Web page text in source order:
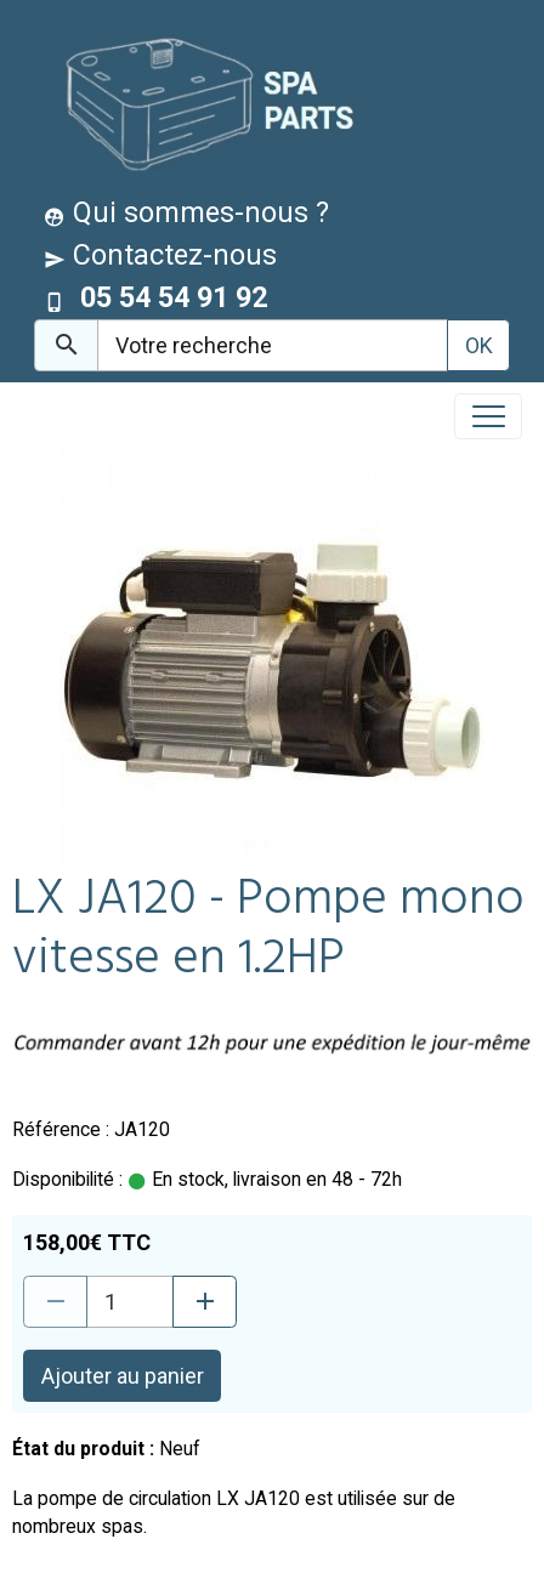
Qui sommes-nous ?
Contactez-nous
05 54 54 91 92
OK
LX JA120 - Pompe mono
vitesse en 1.2HP
Référence : JA120
Disponibilité : En stock, livraison en 48 - 72h
158,00€ TTC
Ajouter au panier
État du produit : Neuf
La pompe de circulation LX JA120 est utilisée sur de
nombreux spas.